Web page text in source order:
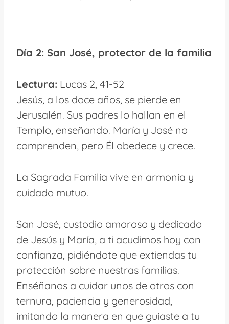
Día 2: San José, protector de la familia
Lectura: Lucas 2, 41-52
Jesús, a los doce años, se pierde en
Jerusalén. Sus padres lo hallan en el
Templo, enseñando. María y José no
comprenden, pero Él obedece y crece.
La Sagrada Familia vive en armonía y
cuidado mutuo.
San José, custodio amoroso y dedicado
de Jesús y María, a ti acudimos hoy con
confianza, pidiéndote que extiendas tu
protección sobre nuestras familias.
Enséñanos a cuidar unos de otros con
ternura, paciencia y generosidad,
imitando la manera en que guiaste a tu